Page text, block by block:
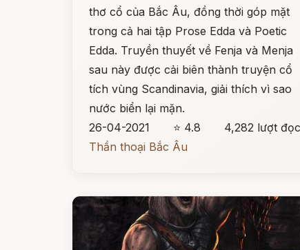
thơ cổ của Bắc Âu, đồng thời góp mặt
trong cả hai tập Prose Edda và Poetic
Edda. Truyền thuyết về Fenja và Menja
sau này được cải biên thành truyện cổ
tích vùng Scandinavia, giải thích vì sao
nước biển lại mặn.
26-04-2021
⭐ 4.8
4,282 lượt đọc
Thần thoại Bắc Âu